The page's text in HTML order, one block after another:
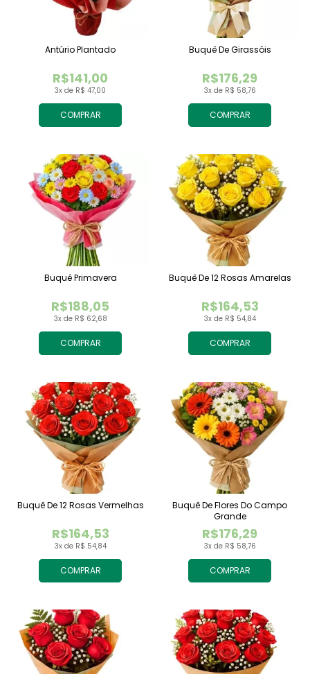
COMPRAR
3x de R$ 47,00
R$141,00
Antúrio Plantado
COMPRAR
3x de R$ 58,76
R$176,29
Buquê De Girassóis
COMPRAR
3x de R$ 62,68
R$188,05
Buquê Primavera
COMPRAR
3x de R$ 54,84
R$164,53
Buquê De 12 Rosas Amarelas
COMPRAR
3x de R$ 54,84
R$164,53
Buquê De 12 Rosas Vermelhas
COMPRAR
3x de R$ 58,76
R$176,29
Buquê De Flores Do Campo
Grande